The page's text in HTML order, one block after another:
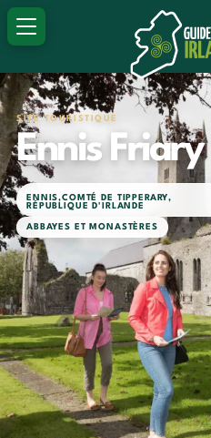
SITE TOURISTIQUE
Ennis Friary
ENNIS,COMTÉ DE TIPPERARY,
RÉPUBLIQUE D'IRLANDE
ABBAYES ET MONASTÈRES